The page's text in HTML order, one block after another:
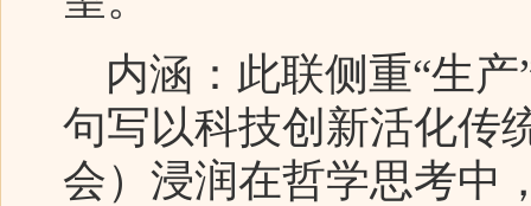
内涵：此联侧重“生产
句写以科技创新活化传
会）浸润在哲学思考中